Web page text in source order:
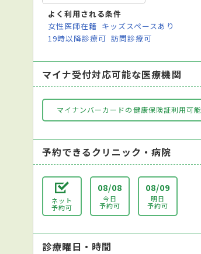
よく利用される条件
女性医師在籍 キッズスペースあり
19時以降診療可 訪問診療可
マイナ受付対応可能な医療機関
マイナンバーカードの健康保険証利用可能
予約できるクリニック・病院
ネット
予約可
08/08
今日
予約可
08/09
明日
予約可
診療曜日・時間